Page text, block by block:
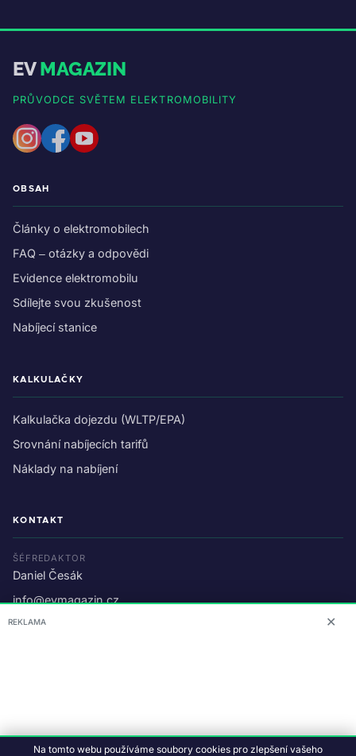
EVMAGAZIN
PRŮVODCE SVĚTEM ELEKTROMOBILITY
OBSAH
Články o elektromobilech
FAQ – otázky a odpovědi
Evidence elektromobilu
Sdílejte svou zkušenost
Nabíjecí stanice
KALKULAČKY
Kalkulačka dojezdu (WLTP/EPA)
Srovnání nabíjecích tarifů
Náklady na nabíjení
KONTAKT
ŠÉFREDAKTOR
Daniel Česák
info@evmagazin.cz
O nás
© 2026 EV Magazin.Podmínky a ochrana dat.
REKLAMA ✕
Na tomto webu používáme soubory cookies pro zlepšení vašeho